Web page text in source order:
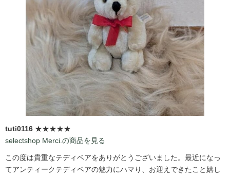
tuti0116 ★★★★★
selectshop Merci.の商品を見る
この度は貴重なテディベアをありがとうございました。最近になっ
てアンティークテディベアの魅力にハマり、お迎えできたこと嬉し